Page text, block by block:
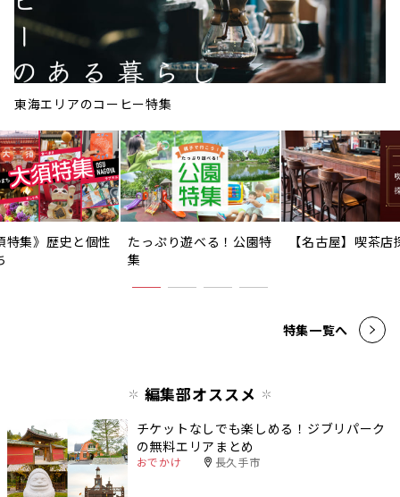
東海エリアのコーヒー特集
特集》歴史と個性
たっぷり遊べる！公園特
集
【名古屋】喫茶店
特集一覧へ
編集部オススメ
チケットなしでも楽しめる！ジブリパーク
の無料エリアまとめ
おでかけ 長久手市